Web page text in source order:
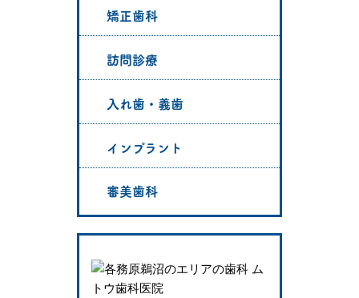
矯正歯科
訪問診療
入れ歯・義歯
インプラント
審美歯科